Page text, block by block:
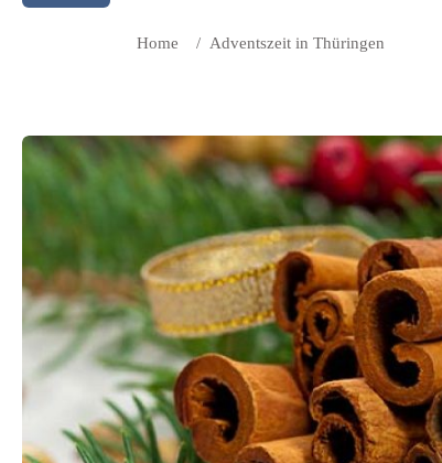
Home / Adventszeit in Thüringen